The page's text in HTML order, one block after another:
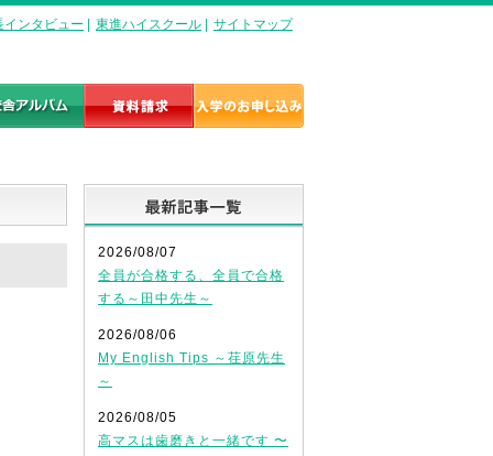
インタビュー 東進ハイスクール サイトマップ
2026/08/07
全員が合格する、全員で合格
する～田中先生～
2026/08/06
My English Tips ～荏原先生
～
2026/08/05
高マスは歯磨きと一緒です 〜